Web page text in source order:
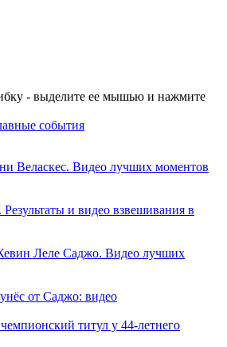
- выделите ее мышью и нажмите
события
Веласкес. Видео лучших моментов
и видео взвешивания в
Леле Саджо. Видео лучших
от Саджо: видео
титул у 44-летнего